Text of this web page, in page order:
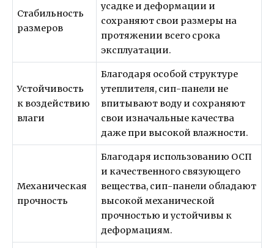
Стабильность
размеров
усадке и деформации и
сохраняют свои размеры на
протяжении всего срока
эксплуатации.
Устойчивость
к воздействию
влаги
Благодаря особой структуре
утеплителя, сип-панели не
впитывают воду и сохраняют
свои изначальные качества
даже при высокой влажности.
Механическая
прочность
Благодаря использованию ОСП
и качественного связующего
вещества, сип-панели обладают
высокой механической
прочностью и устойчивы к
деформациям.